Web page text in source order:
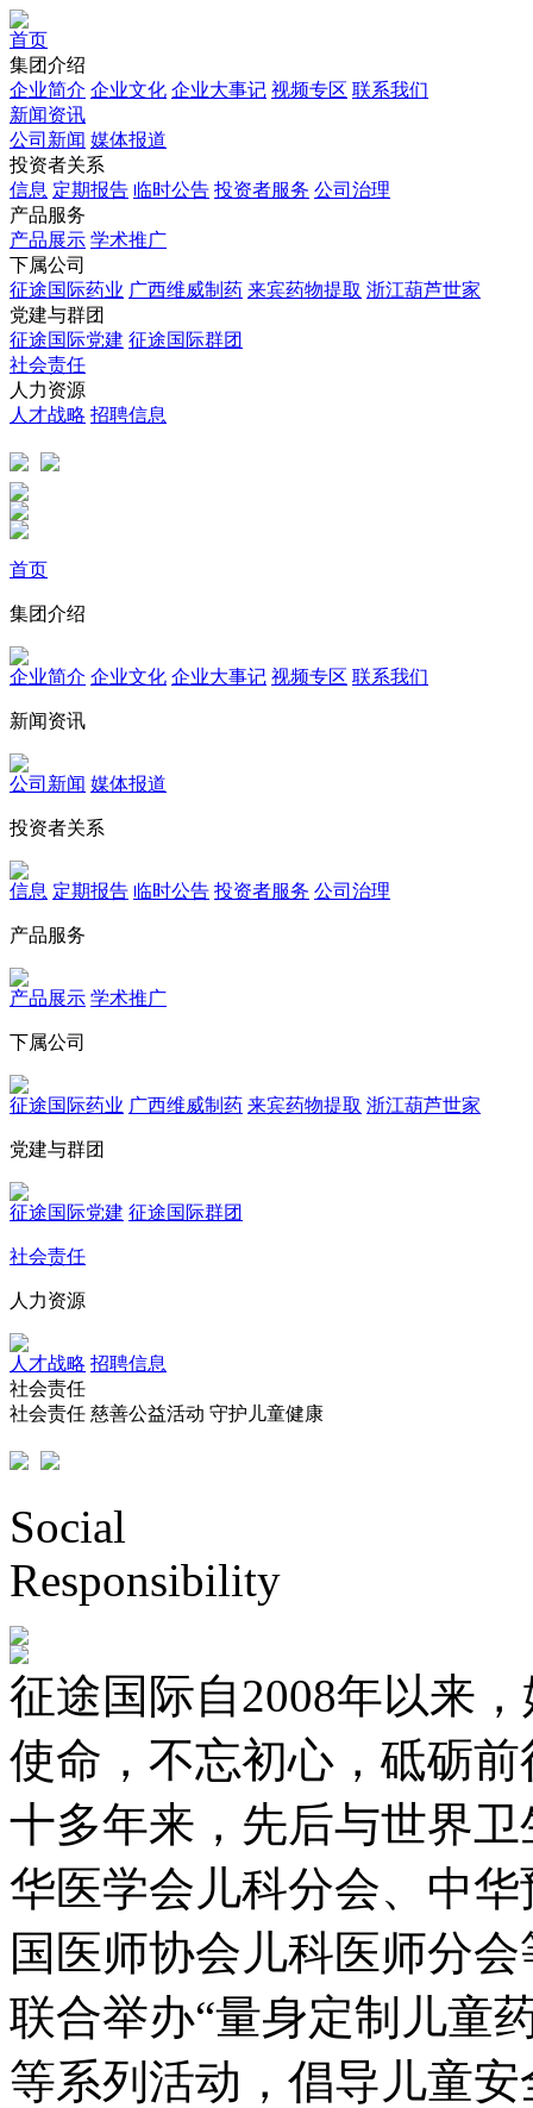
首页
集团介绍
企业简介 企业文化 企业⼤事记 视频专区 联系我们
新闻资讯
公司新闻 媒体报道
投资者关系
信息 定期报告 临时公告 投资者服务 公司治理
产品服务
产品展示 学术推广
下属公司
征途国际药业 广西维威制药 来宾药物提取 浙江葫芦世家
党建与群团
征途国际党建 征途国际群团
社会责任
人力资源
人才战略 招聘信息
首页
集团介绍
企业简介 企业文化 企业⼤事记 视频专区 联系我们
新闻资讯
公司新闻 媒体报道
投资者关系
信息 定期报告 临时公告 投资者服务 公司治理
产品服务
产品展示 学术推广
下属公司
征途国际药业 广西维威制药 来宾药物提取 浙江葫芦世家
党建与群团
征途国际党建 征途国际群团
社会责任
人力资源
人才战略 招聘信息
社会责任
社会责任 慈善公益活动 守护儿童健康
Social
Responsibility
征途国际自2008年以来
使命，不忘初心，砥砺前
十多年来，先后与世界
华医学会儿科分会、中
国医师协会儿科医师分
联合举办“量身定制儿童
等系列活动，倡导儿童